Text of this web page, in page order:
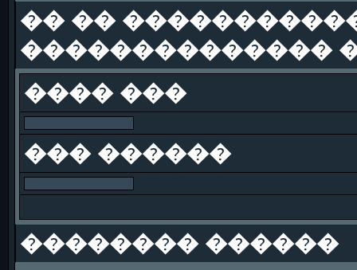
�� ��
��������������
���� ���
��� ������
�������� ������